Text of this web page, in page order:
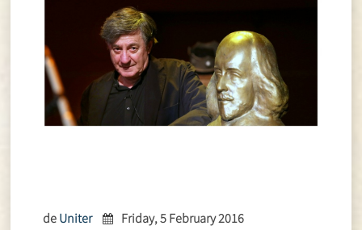
de Uniter Friday, 5 February 2016